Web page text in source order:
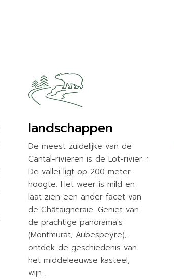
landschappen
De meest zuidelijke van de
Cantal-rivieren is de Lot-rivier. :
De vallei ligt op 200 meter
hoogte. Het weer is mild en
laat zien een ander facet van
de Châtaigneraie. Geniet van
de prachtige panorama's
(Montmurat, Aubespeyre),
ontdek de geschiedenis van
het middeleeuwse kasteel,
wijn…